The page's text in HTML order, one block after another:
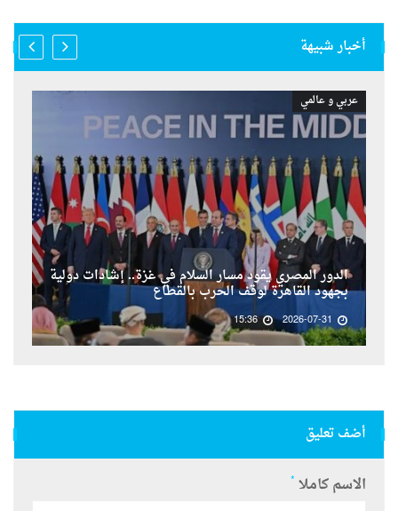
أخبار شبيهة
عربي و عالمي
الدور المصري يقود مسار السلام في غزة.. إشادات دولية
بجهود القاهرة لوقف الحرب بالقطاع
2026-07-31
15:36
أضف تعليق
الاسم كاملا *